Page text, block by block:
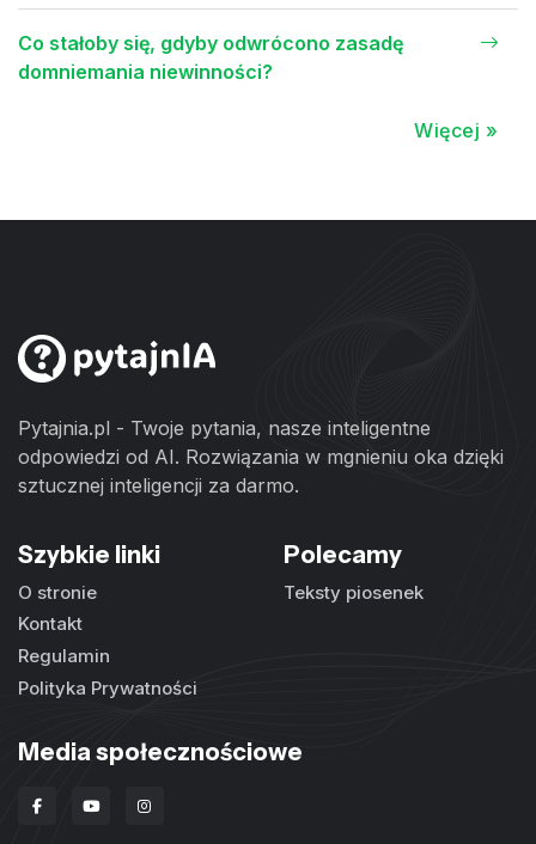
Co stałoby się, gdyby odwrócono zasadę
domniemania niewinności?
Więcej »
Pytajnia.pl - Twoje pytania, nasze inteligentne
odpowiedzi od AI. Rozwiązania w mgnieniu oka dzięki
sztucznej inteligencji za darmo.
Szybkie linki
O stronie
Kontakt
Regulamin
Polityka Prywatności
Polecamy
Teksty piosenek
Media społecznościowe